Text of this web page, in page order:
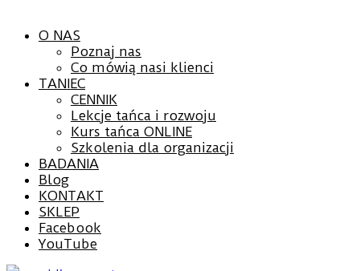
O NAS
Poznaj nas
Co mówią nasi klienci
TANIEC
CENNIK
Lekcje tańca i rozwoju
Kurs tańca ONLINE
Szkolenia dla organizacji
BADANIA
Blog
KONTAKT
SKLEP
Facebook
YouTube